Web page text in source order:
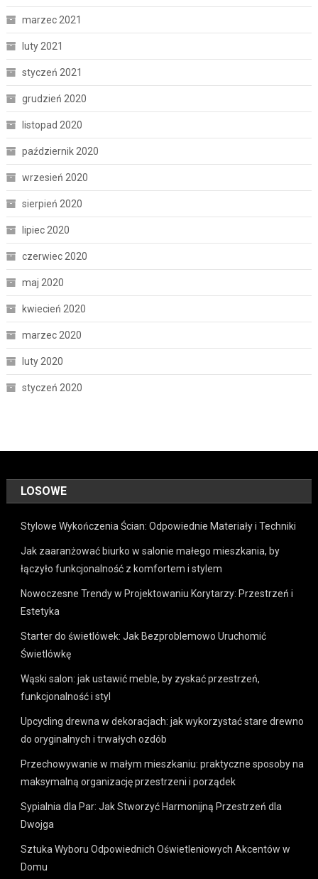
marzec 2021
luty 2021
styczeń 2021
grudzień 2020
listopad 2020
październik 2020
wrzesień 2020
sierpień 2020
lipiec 2020
czerwiec 2020
maj 2020
kwiecień 2020
marzec 2020
luty 2020
styczeń 2020
LOSOWE
Stylowe Wykończenia Ścian: Odpowiednie Materiały i Techniki
Jak zaaranżować biurko w salonie małego mieszkania, by
łączyło funkcjonalność z komfortem i stylem
Nowoczesne Trendy w Projektowaniu Korytarzy: Przestrzeń i
Estetyka
Starter do świetlówek: Jak Bezproblemowo Uruchomić
Świetlówkę
Wąski salon: jak ustawić meble, by zyskać przestrzeń,
funkcjonalność i styl
Upcycling drewna w dekoracjach: jak wykorzystać stare drewno
do oryginalnych i trwałych ozdób
Przechowywanie w małym mieszkaniu: praktyczne sposoby na
maksymalną organizację przestrzeni i porządek
Sypialnia dla Par: Jak Stworzyć Harmonijną Przestrzeń dla
Dwojga
Sztuka Wyboru Odpowiednich Oświetleniowych Akcentów w
Domu